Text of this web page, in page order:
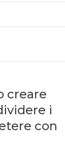
creare
i
con